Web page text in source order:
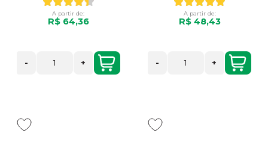
A partir de:
R$ 64,36
- +
A partir de:
R$ 48,43
- +